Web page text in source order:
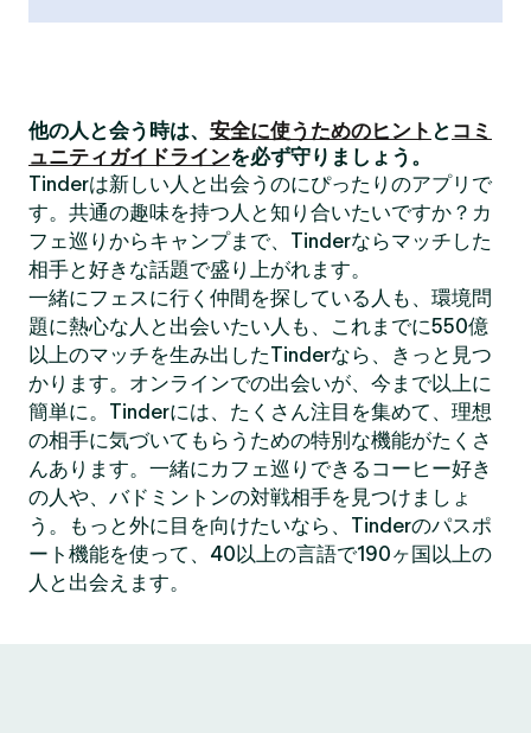
他の人と会う時は、 安全に使うためのヒント と コミ
ュニティガイドラインを必ず守りましょう。
Tinderは新しい人と出会うのにぴったりのアプリで
す。共通の趣味を持つ人と知り合いたいですか？カ
フェ巡りからキャンプまで、Tinderならマッチした
相手と好きな話題で盛り上がれます。
一緒にフェスに行く仲間を探している人も、環境問
題に熱心な人と出会いたい人も、これまでに550億
以上のマッチを生み出したTinderなら、きっと見つ
かります。オンラインでの出会いが、今まで以上に
簡単に。Tinderには、たくさん注目を集めて、理想
の相手に気づいてもらうための特別な機能がたくさ
んあります。一緒にカフェ巡りできるコーヒー好き
の人や、バドミントンの対戦相手を見つけましょ
う。もっと外に目を向けたいなら、Tinderのパスポ
ート機能を使って、40以上の言語で190ヶ国以上の
人と出会えます。